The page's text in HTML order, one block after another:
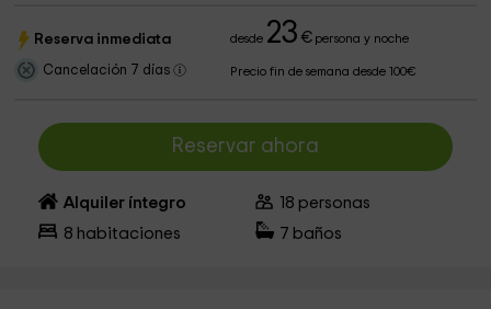
Reserva inmediata desde 23 €persona y noche
Cancelación 7 días Precio fin de semana desde 100€
Reservar ahora
Alquiler íntegro 18 personas
8 habitaciones 7 baños